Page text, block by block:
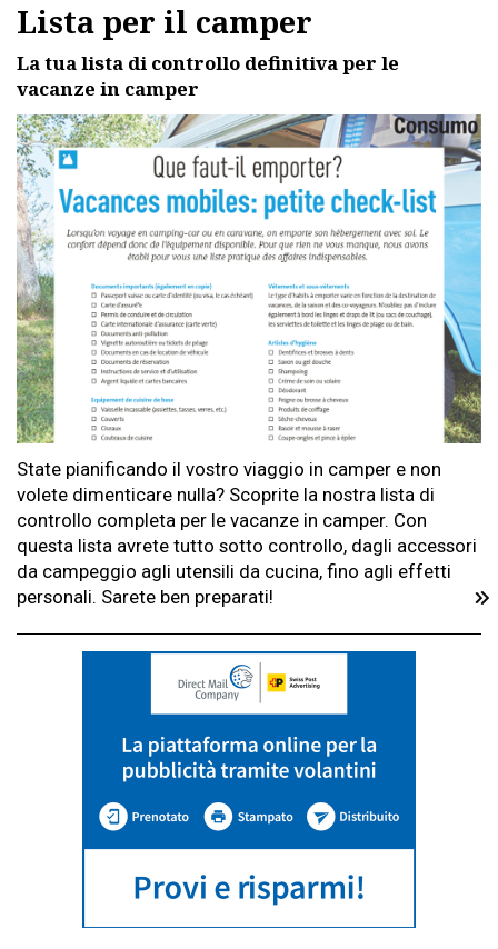
Lista per il camper
La tua lista di controllo definitiva per le
vacanze in camper
State pianificando il vostro viaggio in camper e non
volete dimenticare nulla? Scoprite la nostra lista di
controllo completa per le vacanze in camper. Con
questa lista avrete tutto sotto controllo, dagli accessori
da campeggio agli utensili da cucina, fino agli effetti
personali. Sarete ben preparati!